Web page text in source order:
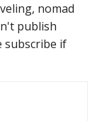
nomad
publish
subscribe if